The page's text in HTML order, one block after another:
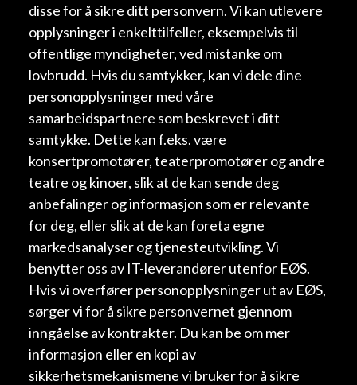
disse for å sikre ditt personvern. Vi kan utlevere
opplysninger i enkelttilfeller, eksempelvis til
offentlige myndigheter, ved mistanke om
lovbrudd. Hvis du samtykker, kan vi dele dine
personopplysninger med våre
samarbeidspartnere som beskrevet i ditt
samtykke. Dette kan f.eks. være
konsertpromotører, teaterpromotører og andre
teatre og kinoer, slik at de kan sende deg
anbefalinger og informasjon som er relevante
for deg, eller slik at de kan foreta egne
markedsanalyser og tjenesteutvikling. Vi
benytter oss av IT-leverandører utenfor EØS.
Hvis vi overfører personopplysninger ut av EØS,
sørger vi for å sikre personvernet gjennom
inngåelse av kontrakter. Du kan be om mer
informasjon eller en kopi av
sikkerhetsmekanismene vi bruker for å sikre